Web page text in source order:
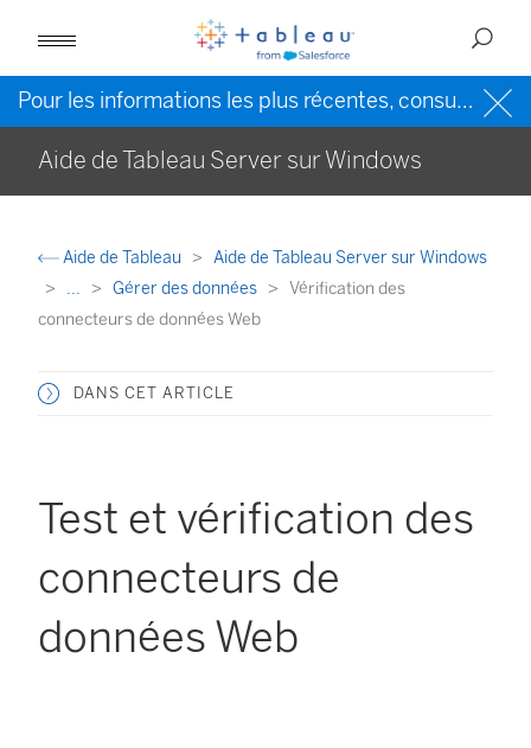
Pour les informations les plus récentes, consultez l’
Aide de Tableau Server sur Windows
Aide de Tableau
Aide de Tableau Server sur Windows
...
Gérer des données
Vérification des
connecteurs de données Web
DANS CET ARTICLE
Test et vérification des
connecteurs de
données Web